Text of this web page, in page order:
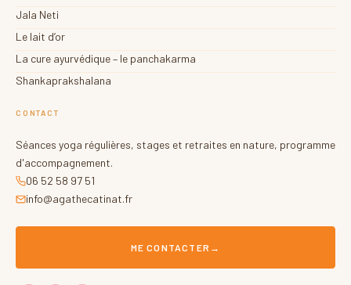
Jala Neti
Le lait d’or
La cure ayurvédique – le panchakarma
Shankaprakshalana
CONTACT
Séances yoga régulières, stages et retraites en nature, programme
d'accompagnement.
06 52 58 97 51
info@agathecatinat.fr
ME CONTACTER →